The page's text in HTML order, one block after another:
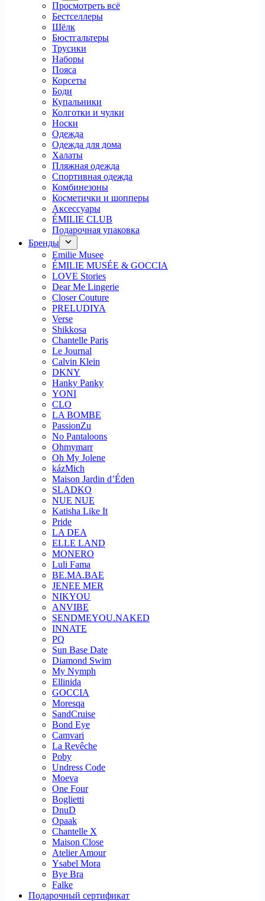
Просмотреть всё
Бестселлеры
Шёлк
Бюстгальтеры
Трусики
Наборы
Пояса
Корсеты
Боди
Купальники
Колготки и чулки
Носки
Одежда
Одежда для дома
Халаты
Пляжная одежда
Спортивная одежда
Комбинезоны
Косметички и шопперы
Аксессуары
ÉMILIE CLUB
Подарочная упаковка
Бренды
Emilie Musee
ÉMILIE MUSÉE & GOCCIA
LOVE Stories
Dear Me Lingerie
Closer Couture
PRELUDIYA
Verse
Shikkosa
Chantelle Paris
Le Journal
Calvin Klein
DKNY
Hanky Panky
YONI
CLO
LA BOMBE
PassionZu
No Pantaloons
Ohmymarr
Oh My Jolene
kázMich
Maison Jardin d’Éden
SLADKO
NUE NUE
Katisha Like It
Pride
LA DEA
ELLE LAND
MONERO
Luli Fama
BE.MA.BAE
JENEE MER
NIKYOU
ANVIBE
SENDMEYOU.NAKED
INNATE
PQ
Sun Base Date
Diamond Swim
My Nymph
Ellinida
GOCCIA
Moresqa
SandCruise
Bond Eye
Camvari
La Revêche
Poby
Undress Code
Moeva
One Four
Boglietti
DnuD
Opaak
Chantelle X
Maison Close
Atelier Amour
Ysabel Mora
Bye Bra
Falke
Подарочный сертификат